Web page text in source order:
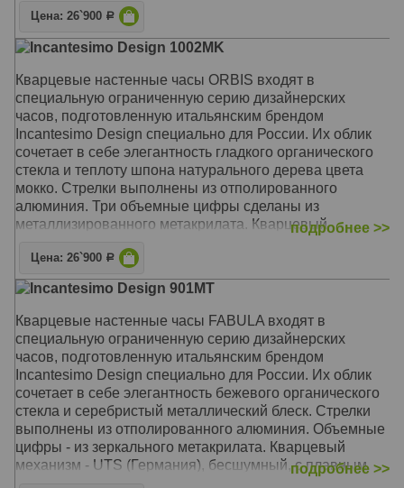
Корпус: Органическое стекло, дерево
Цена: 26`900 Р
Incantesimo Design 1002MK
Кварцевые настенные часы ORBIS входят в
специальную ограниченную серию дизайнерских
часов, подготовленную итальянским брендом
Incantesimo Design специально для России. Их облик
сочетает в себе элегантность гладкого органического
стекла и теплоту шпона натурального дерева цвета
мокко. Стрелки выполнены из отполированного
алюминия. Три объемные цифры сделаны из
металлизированного метакрилата. Кварцевый
ходом. Дизайн и производство - Италия, Милан.
Механизм: Кварцевый UTS (Германия)
Размер: Диаметр 45 см
подробнее >>
Цена: 26`900 Р
Incantesimo Design 901MT
Кварцевые настенные часы FABULA входят в
специальную ограниченную серию дизайнерских
часов, подготовленную итальянским брендом
Incantesimo Design специально для России. Их облик
сочетает в себе элегантность бежевого органического
стекла и серебристый металлический блеск. Стрелки
выполнены из отполированного алюминия. Объемные
цифры - из зеркального метакрилата. Кварцевый
механизм - UTS (Германия), бесшумный, с плавным
подробнее >>